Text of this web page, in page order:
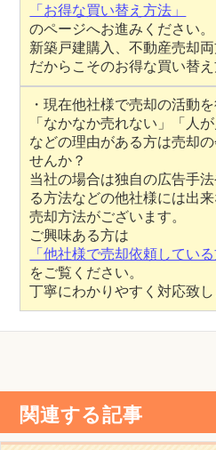
「お得な買い替え方法」
のページへお進みください。
新築戸建購入、不動産売却
だからこそのお得な買い替え
・現在他社様で売却の活動
「なかなか売れない」「人が
などの理由がある方は売却
せんか？
当社の場合は独自の広告手
る方法などの他社様には出
売却方法がございます。
ご興味ある方は
「他社様で売却依頼している
をご覧ください。
丁寧にわかりやすく対応致し
関連する記事